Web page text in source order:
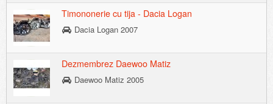
Timononerie cu tija - Dacia Logan
Dacia Logan 2007
Dezmembrez Daewoo Matiz
Daewoo Matiz 2005